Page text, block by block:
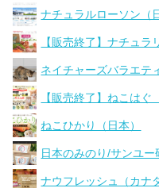
ナチュラルローソン（
【販売終了】ナチュラ
ネイチャーズバラエテ
【販売終了】ねこはぐ
ねこひかり（日本）
日本のみのり/サンユー
ナウフレッシュ（カナ